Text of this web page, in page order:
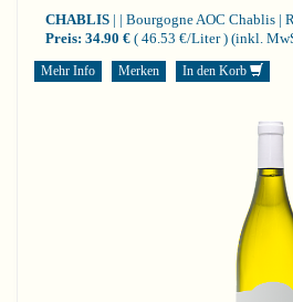
CHABLIS | | Bourgogne AOC Chablis |
Preis: 34.90 € ( 46.53 €/Liter ) (inkl.
Mehr Info Merken In den Korb